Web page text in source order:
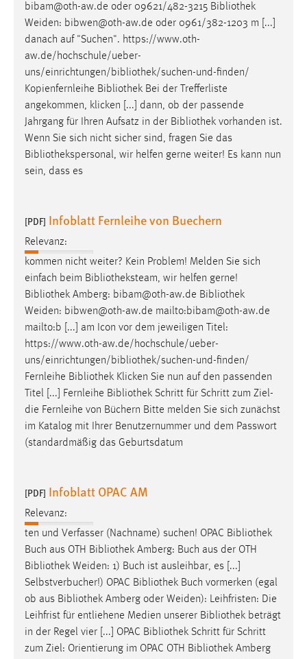
bibam@oth-aw.de oder 09621/482-3215 Bibliothek
Weiden: bibwen@oth-aw.de oder 0961/382-1203 m [...]
danach auf "Suchen". https://www.oth-
aw.de/hochschule/ueber-
uns/einrichtungen/bibliothek/suchen-und-finden/
Kopienfernleihe Bibliothek Bei der Trefferliste
angekommen, klicken [...] dann, ob der passende
Jahrgang für Ihren Aufsatz in der Bibliothek vorhanden ist.
Wenn Sie sich nicht sicher sind, fragen Sie das
Bibliothekspersonal, wir helfen gerne weiter! Es kann nun
sein, dass es
[PDF] Infoblatt Fernleihe von Buechern
Relevanz:
kommen nicht weiter? Kein Problem! Melden Sie sich
einfach beim Bibliotheksteam, wir helfen gerne!
Bibliothek Amberg: bibam@oth-aw.de Bibliothek
Weiden: bibwen@oth-aw.de mailto:bibam@oth-aw.de
mailto:b [...] am Icon vor dem jeweiligen Titel:
https://www.oth-aw.de/hochschule/ueber-
uns/einrichtungen/bibliothek/suchen-und-finden/
Fernleihe Bibliothek Klicken Sie nun auf den passenden
Titel [...] Fernleihe Bibliothek Schritt für Schritt zum Ziel-
die Fernleihe von Büchern Bitte melden Sie sich zunächst
im Katalog mit Ihrer Benutzernummer und dem Passwort
(standardmäßig das Geburtsdatum
[PDF] Infoblatt OPAC AM
Relevanz:
ten und Verfasser (Nachname) suchen! OPAC Bibliothek
Buch aus OTH Bibliothek Amberg: Buch aus der OTH
Bibliothek Weiden: 1) Buch ist ausleihbar, es [...]
Selbstverbucher!) OPAC Bibliothek Buch vormerken (egal
ob aus Bibliothek Amberg oder Weiden): Leihfristen: Die
Leihfrist für entliehene Medien unserer Bibliothek beträgt
in der Regel vier [...] OPAC Bibliothek Schritt für Schritt
zum Ziel: Orientierung im OPAC OTH Bibliothek Amberg